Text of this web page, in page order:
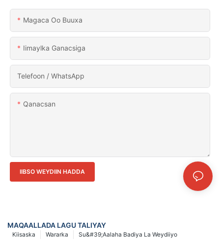
Magaca Oo Buuxa
Iimaylka Ganacsiga
Telefoon / WhatsApp
Qanacsan
IIBSO WEYDIIN HADDA
MAQAALLADA LAGU TALIYAY
Su&#39;aalaha Badiya La Weydiiyo
Wararka
Kiisaska